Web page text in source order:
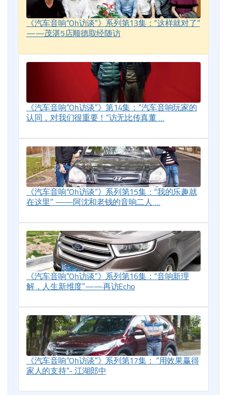
《汽车音响“Oh访谈”》系列第13集：“这样就对了”
——茂湛5店顺德取经随访
《汽车音响“Oh访谈”》第14集：“汽车音响玩家的
认同，对我们很重要！“访无比传真董 …
《汽车音响“Oh访谈”》系列第15集：“我的乐趣就
在这里” ——阿沈和老钱的音响二人 …
《汽车音响“Oh访谈”》系列第16集：“音响新理
解，人生新维度”——再访Echo
《汽车音响“Oh访谈”》系列第17集： “用效果赢得
家人的支持”- 江湖郎中